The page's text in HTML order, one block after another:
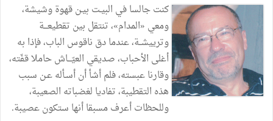
كنتجالسافي البيـت بيـنقهوةوشيشة،
ومعي «المدام»،تنتقل بين تقطيعـــة
وترييشــة،عندمادق ناقوس الباب،فإذا به
أغلى الأحباب،صديقي العيّـــاشحاملاقفّته،
وقارناعبسته،فلمأشأأنأسـألهعـن سبب
هذه التقطيبة،تفاديا لغضباته الصعيبة،
وللحظاتأعرفمسبقاأنها ستكونعصيبة.